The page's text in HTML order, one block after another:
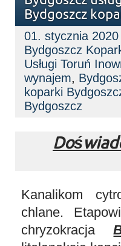
Bydgoszcz
01. stycznia 2020
Bydgoszcz
Usługi Toruń
wynajem,
koparki
Bydgoszcz
Kanalikom
chlane.
chryzokracja